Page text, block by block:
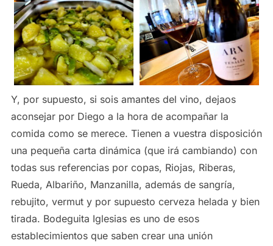
Y, por supuesto, si sois amantes del vino, dejaos
aconsejar por Diego a la hora de acompañar la
comida como se merece. Tienen a vuestra disposición
una pequeña carta dinámica (que irá cambiando) con
todas sus referencias por copas, Riojas, Riberas,
Rueda, Albariño, Manzanilla, además de sangría,
rebujito, vermut y por supuesto cerveza helada y bien
tirada. Bodeguita Iglesias es uno de esos
establecimientos que saben crear una unión